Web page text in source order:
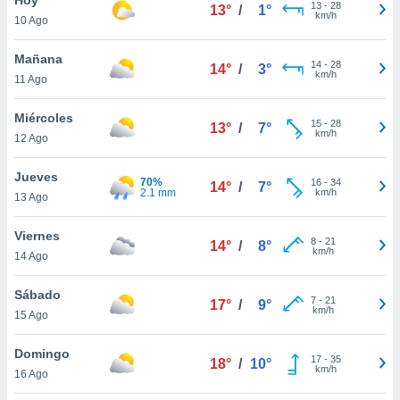
en
más
nuestra
de
cookies
aceptar
10 Ago
13° / 1° 13- 28
km/h
Mañana
11 Ago
14° / 3° 14- 28
km/h
Miércoles
12 Ago
13° / 7° 15- 28
km/h
Jueves
13 Ago
70%
2.1 mm
14° / 7° 16- 34
km/h
Viernes
14 Ago
14° / 8° 8- 21
km/h
Sábado
15 Ago
17° / 9° 7- 21
km/h
Domingo
16 Ago
18° / 10° 17- 35
km/h